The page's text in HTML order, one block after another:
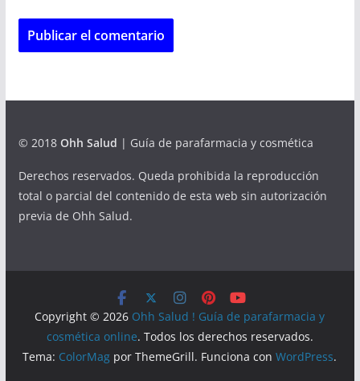
© 2018 Ohh Salud | Guía de parafarmacia y cosmética
Derechos reservados. Queda prohibida la reproducción
total o parcial del contenido de esta web sin autorización
previa de Ohh Salud.
Copyright © 2026 Ohh Salud ! Guía de parafarmacia y
cosmética online. Todos los derechos reservados.
Tema: ColorMag por ThemeGrill. Funciona conWordPress.